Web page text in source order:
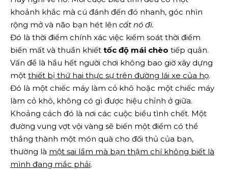
khoảnh khắc mà cú đánh đến đó nhanh, góc nhìn
rộng mở và não bạn hét lên cất nó đi.
Đó là thời điểm chính xác việc kiểm soát thời điểm
biến mất và thuần khiết tốc độ mái chèo tiếp quản.
Vấn đề là hầu hết người chơi không bao giờ xây dựng
một thiết bị thứ hai thực sự trên đường lái xe của họ.
Đó là một chiếc máy làm cỏ khô hoặc một chiếc máy
làm cỏ khô, không có gì được hiệu chỉnh ở giữa.
Khoảng cách đó là nơi các cuộc biểu tình chết. Một
đường vung vợt vội vàng sẽ biến một điểm có thể
thắng thành một món quà cho đối thủ của bạn,
thường là một sai lầm mà bạn thậm chí không biết là
mình đang mắc phải.